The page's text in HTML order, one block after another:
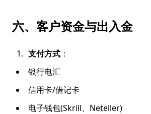
六、客户资金与出入金
支付方式 ：
银行电汇
信用卡/借记卡
电子钱包(Skrill、Neteller)